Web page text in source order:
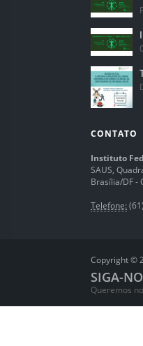
CONTATO
Instituto
SAUS,
Brasília/DF -
Telefone:
Copyright ©
SIGA-
Queremos